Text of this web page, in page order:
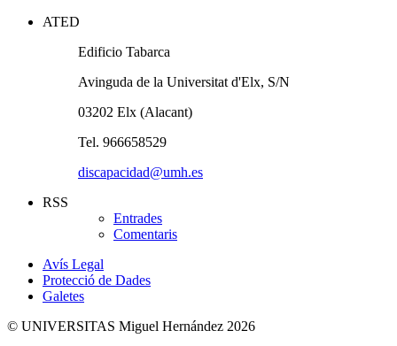
ATED
Edificio Tabarca
Avinguda de la Universitat d'Elx, S/N
03202 Elx (Alacant)
Tel. 966658529
discapacidad@umh.es
RSS
Entrades
Comentaris
Avís Legal
Protecció de Dades
Galetes
© UNIVERSITAS Miguel Hernández 2026